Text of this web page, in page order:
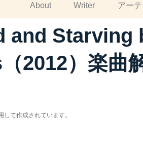
About Writer アー
and Starving
2012）楽曲
て作成されています。